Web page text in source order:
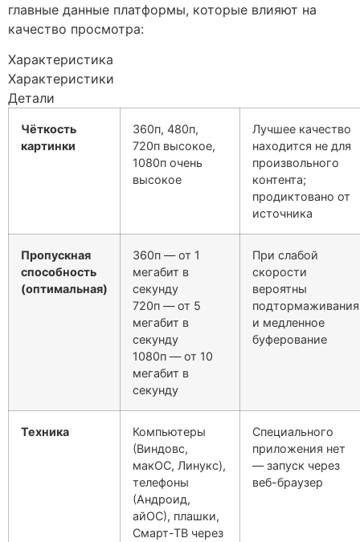
главные данные платформы, которые влияют на
качество просмотра:
Характеристика
Характеристики
Детали
Чёткость
картинки
360п, 480п,
720п высокое,
1080п очень
высокое
Лучшее качество
находится не для
произвольного
контента;
продиктовано от
источника
Пропускная
способность
(оптимальная)
360п — от 1
мегабит в
секунду
720п — от 5
мегабит в
секунду
1080п — от 10
мегабит в
секунду
При слабой
скорости
вероятны
подтормаживания
и медленное
буферование
Техника
Компьютеры
(Виндовс,
макОС, Линукс),
телефоны
(Андроид,
айОС), плашки,
Смарт-ТВ через
Специального
приложения нет
— запуск через
веб-браузер